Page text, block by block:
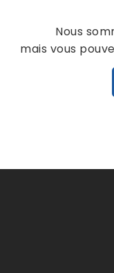
Nous
mais vous